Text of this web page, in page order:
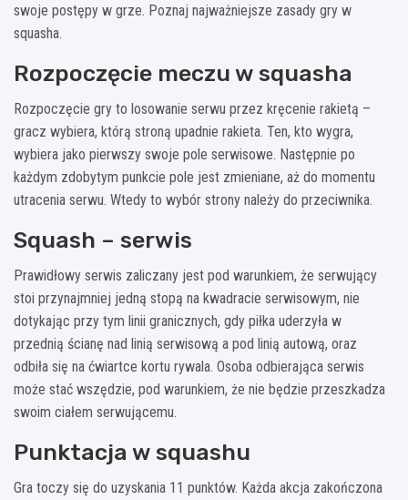
swoje postępy w grze. Poznaj najważniejsze zasady gry w
squasha.
Rozpoczęcie meczu w squasha
Rozpoczęcie gry to losowanie serwu przez kręcenie rakietą –
gracz wybiera, którą stroną upadnie rakieta. Ten, kto wygra,
wybiera jako pierwszy swoje pole serwisowe. Następnie po
każdym zdobytym punkcie pole jest zmieniane, aż do momentu
utracenia serwu. Wtedy to wybór strony należy do przeciwnika.
Squash – serwis
Prawidłowy serwis zaliczany jest pod warunkiem, że serwujący
stoi przynajmniej jedną stopą na kwadracie serwisowym, nie
dotykając przy tym linii granicznych, gdy piłka uderzyła w
przednią ścianę nad linią serwisową a pod linią autową, oraz
odbiła się na ćwiartce kortu rywala. Osoba odbierająca serwis
może stać wszędzie, pod warunkiem, że nie będzie przeszkadza
swoim ciałem serwującemu.
Punktacja w squashu
Gra toczy się do uzyskania 11 punktów. Każda akcja zakończona